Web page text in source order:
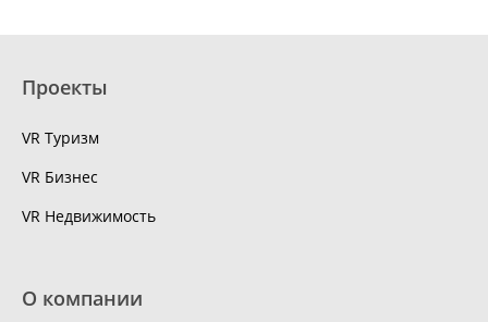
Проекты
VR Туризм
VR Бизнес
VR Недвижимость
О компании